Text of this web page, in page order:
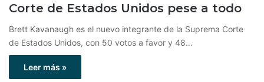
Corte de Estados Unidos pese a todo
Brett Kavanaugh es el nuevo integrante de la Suprema Corte
de Estados Unidos, con 50 votos a favor y 48…
Leer más »